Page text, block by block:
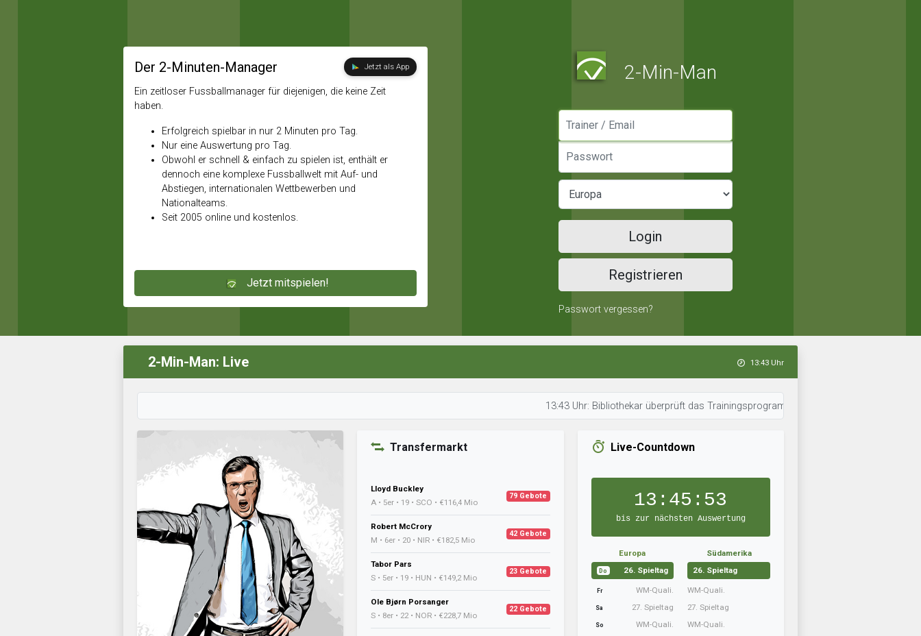
Der 2-Minuten-Manager Jetzt als App
Ein zeitloser Fussballmanager für diejenigen, die keine Zeit
haben.
Erfolgreich spielbar in nur 2 Minuten pro Tag.
Nur eine Auswertung pro Tag.
Obwohl er schnell & einfach zu spielen ist, enthält er
dennoch eine komplexe Fussballwelt mit Auf- und
Abstiegen, internationalen Wettbewerben und
Nationalteams.
Seit 2005 online und kostenlos.
Jetzt mitspielen!
2-Min-Man
Login
Registrieren
Passwort vergessen?
2-Min-Man: Live 13:43 Uhr
13:43 Uhr: Bibliothekar überprüft das Trainingsprogramm. • 13:41 Uhr: FC Galați CS hat sein
Transfermarkt
Lloyd Buckley
A • 5er • 19 • SCO • €116,4 Mio
79 Gebote
Robert McCrory
M • 6er • 20 • NIR • €182,5 Mio
42 Gebote
Tabor Pars
S • 5er • 19 • HUN • €149,2 Mio
23 Gebote
Ole Bjørn Porsanger
S • 8er • 22 • NOR • €228,7 Mio
22 Gebote
Live-Countdown
13:45:52
bis zur nächsten Auswertung
Europa
Do 26. Spieltag
Fr WM-Quali.
Sa 27. Spieltag
So WM-Quali.
Südamerika
26. Spieltag
WM-Quali.
27. Spieltag
WM-Quali.